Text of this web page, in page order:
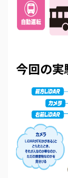
今回の